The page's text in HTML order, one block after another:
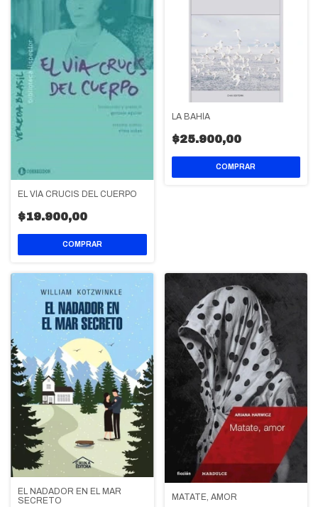
EL VÍA CRUCIS DEL CUERPO
$19.900,00
LA BAHÍA
$25.900,00
EL NADADOR EN EL MAR
SECRETO
MATATE, AMOR